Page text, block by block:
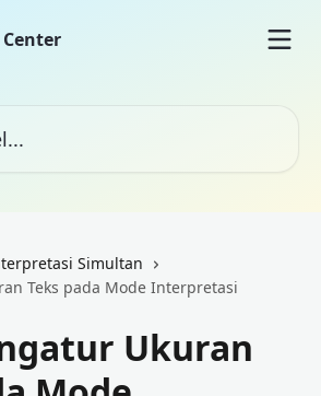
Simultan
Teks pada Mode Interpretasi
Ukuran